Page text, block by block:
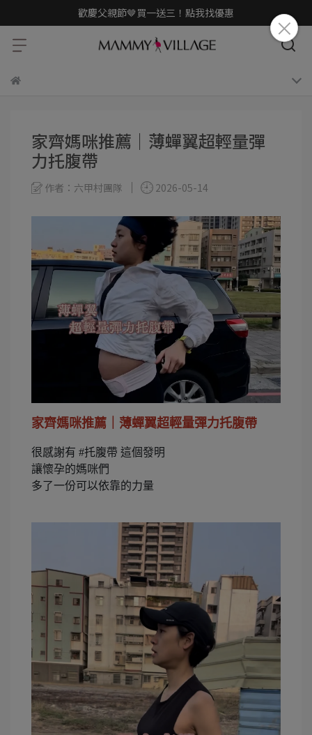
歡慶父親節🤎買一送三！點我找優惠
家齊媽咪推薦｜薄蟬翼超輕量彈
力托腹帶
作者：六甲村團隊 2026-05-14
家齊媽咪推薦｜薄蟬翼超輕量彈力托腹帶
很感謝有 #托腹帶 這個發明
讓懷孕的媽咪們
多了一份可以依靠的力量